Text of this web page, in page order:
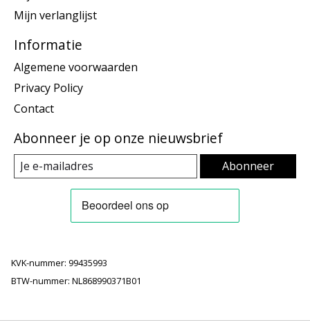
Mijn verlanglijst
Informatie
Algemene voorwaarden
Privacy Policy
Contact
Abonneer je op onze nieuwsbrief
Abonneer
KVK-nummer: 99435993
BTW-nummer: NL868990371B01